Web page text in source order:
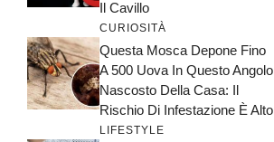
Il Cavillo
CURIOSITÀ
Questa Mosca Depone Fino
A 500 Uova In Questo Angolo
Nascosto Della Casa: Il
Rischio Di Infestazione È Alto
LIFESTYLE